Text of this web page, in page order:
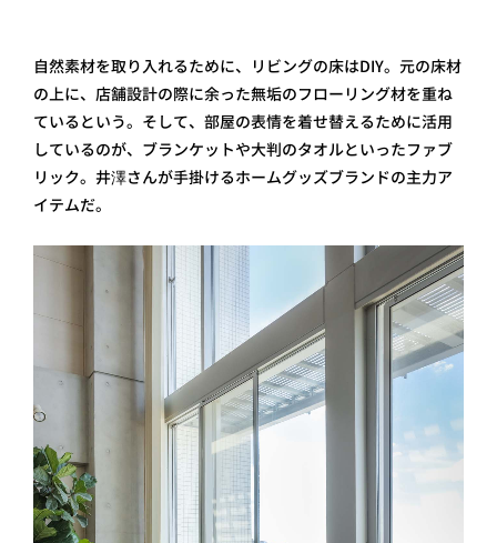
自然素材を取り入れるために、リビングの床はDIY。元の床材
の上に、店舗設計の際に余った無垢のフローリング材を重ね
ているという。そして、部屋の表情を着せ替えるために活用
しているのが、ブランケットや大判のタオルといったファブ
リック。井澤さんが手掛けるホームグッズブランドの主力ア
イテムだ。